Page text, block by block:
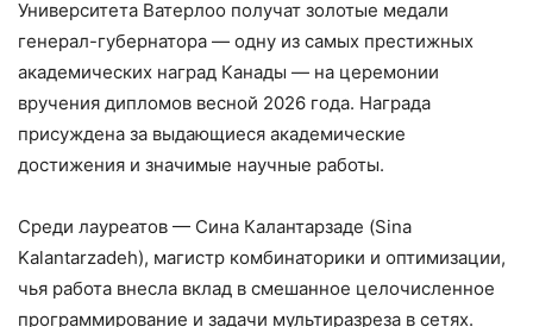
Университета Ватерлоо получат золотые медали
генерал-губернатора — одну из самых престижных
академических наград Канады — на церемонии
вручения дипломов весной 2026 года. Награда
присуждена за выдающиеся академические
достижения и значимые научные работы.
Среди лауреатов — Сина Калантарзаде (Sina
Kalantarzadeh), магистр комбинаторики и оптимизации,
чья работа внесла вклад в смешанное целочисленное
программирование и задачи мультиразреза в сетях.